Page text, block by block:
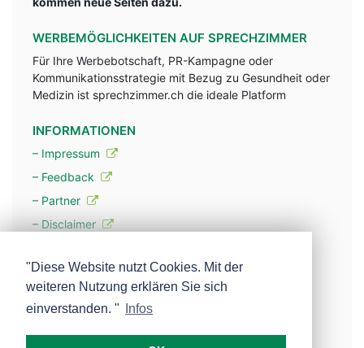
WERBEMÖGLICHKEITEN AUF SPRECHZIMMER
Für Ihre Werbebotschaft, PR-Kampagne oder
Kommunikationsstrategie mit Bezug zu Gesundheit oder
Medizin ist sprechzimmer.ch die ideale Platform
INFORMATIONEN
– Impressum
– Feedback
– Partner
– Disclaimer
– Werbung
– Mehr über unsere Experten
"Diese Website nutzt Cookies. Mit der
weiteren Nutzung erklären Sie sich
einverstanden. "
Infos